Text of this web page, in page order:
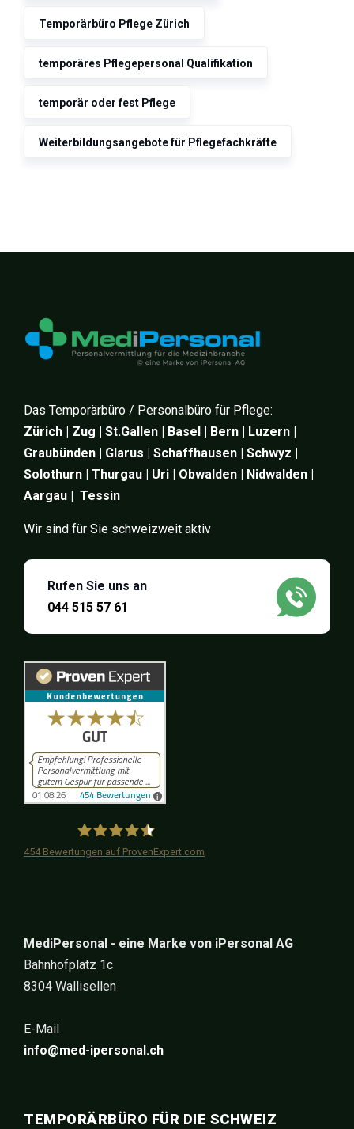
Temporärbüro Pflege Zürich
temporäres Pflegepersonal Qualifikation
temporär oder fest Pflege
Weiterbildungsangebote für Pflegefachkräfte
Das Temporärbüro / Personalbüro für Pflege:
Zürich | Zug | St.Gallen | Basel | Bern | Luzern |
Graubünden | Glarus | Schaffhausen | Schwyz |
Solothurn | Thurgau | Uri | Obwalden | Nidwalden |
Aargau | Tessin
Wir sind für Sie schweizweit aktiv
Rufen Sie uns an
044 515 57 61
454Bewertungen auf ProvenExpert.com
MediPersonal - eine Marke von iPersonal AG
Bahnhofplatz 1c
8304 Wallisellen
E-Mail
info@med-ipersonal.ch
TEMPORÄRBÜRO FÜR DIE SCHWEIZ